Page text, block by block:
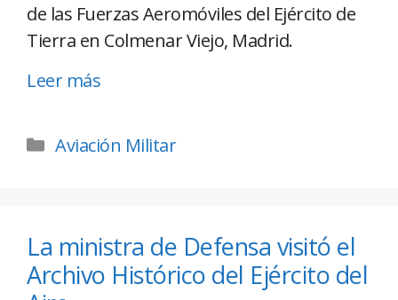
de las Fuerzas Aeromóviles del Ejército de
Tierra en Colmenar Viejo, Madrid.
Leer más
Aviación Militar
La ministra de Defensa visitó el
Archivo Histórico del Ejército del